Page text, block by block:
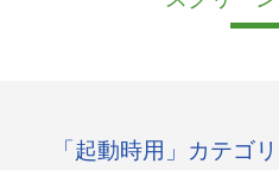
「起動時用」カテゴ